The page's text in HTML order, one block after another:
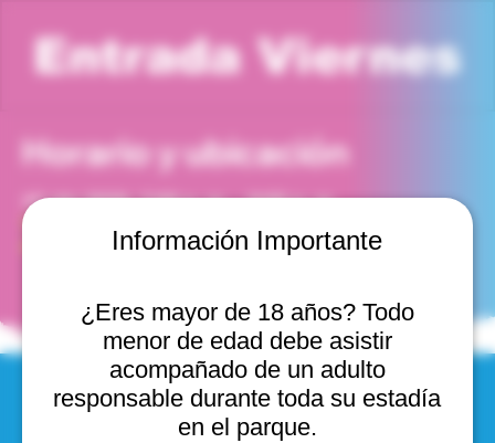
Información Importante
¿Eres mayor de 18 años? Todo
menor de edad debe asistir
acompañado de un adulto
responsable durante toda su estadía
en el parque.
Entrada Viernes
Horario y ubicación
17 abr 2026, 7:00 p. m. – 8:00 p. m.
Viña del Mar, Cam. Internacional 2440, 2541754 Viña
del Mar, Valparaíso, Chile